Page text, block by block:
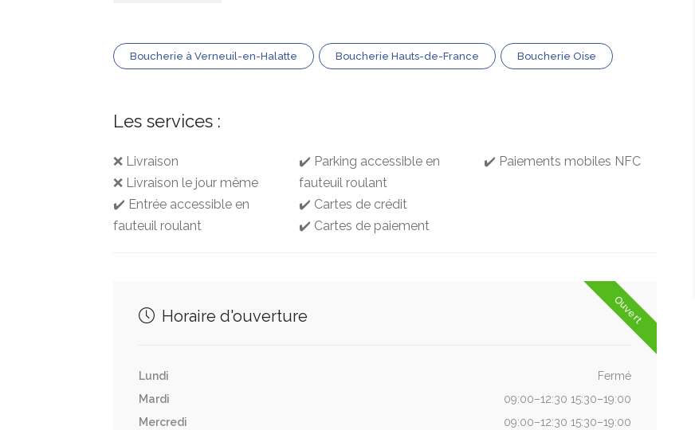
Boucherie à Verneuil-en-Halatte Boucherie Hauts-de-France Boucherie Oise
Les services :
❌ Livraison
❌ Livraison le jour même
✔️ Entrée accessible en
fauteuil roulant
✔️ Parking accessible en
fauteuil roulant
✔️ Cartes de crédit
✔️ Cartes de paiement
✔️ Paiements mobiles NFC
Ouvert
Horaire d'ouverture
Lundi
Fermé
Mardi
09:00–12:30 15:30–19:00
Mercredi
09:00–12:30 15:30–19:00